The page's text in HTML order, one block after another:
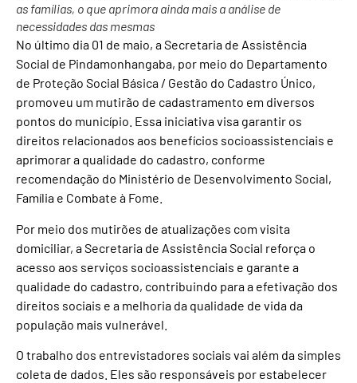
as famílias, o que aprimora ainda mais a análise de
necessidades das mesmas
No último dia 01 de maio, a Secretaria de Assistência
Social de Pindamonhangaba, por meio do Departamento
de Proteção Social Básica / Gestão do Cadastro Único,
promoveu um mutirão de cadastramento em diversos
pontos do município. Essa iniciativa visa garantir os
direitos relacionados aos benefícios socioassistenciais e
aprimorar a qualidade do cadastro, conforme
recomendação do Ministério de Desenvolvimento Social,
Família e Combate à Fome.
Por meio dos mutirões de atualizações com visita
domiciliar, a Secretaria de Assistência Social reforça o
acesso aos serviços socioassistenciais e garante a
qualidade do cadastro, contribuindo para a efetivação dos
direitos sociais e a melhoria da qualidade de vida da
população mais vulnerável.
O trabalho dos entrevistadores sociais vai além da simples
coleta de dados. Eles são responsáveis por estabelecer